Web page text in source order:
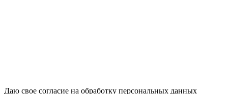
Даю свое согласие на обработку персональных данных